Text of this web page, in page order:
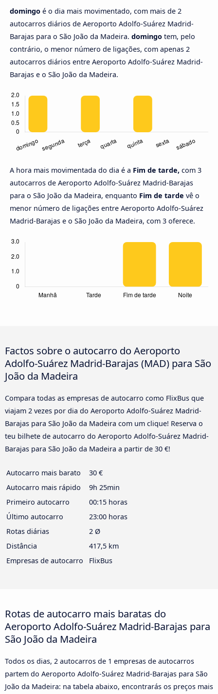
domingo é o dia mais movimentado, com mais de 2
autocarros diários de Aeroporto Adolfo-Suárez Madrid-
Barajas para o São João da Madeira. domingo tem, pelo
contrário, o menor número de ligações, com apenas 2
autocarros diários entre Aeroporto Adolfo-Suárez Madrid-
Barajas e o São João da Madeira.
A hora mais movimentada do dia é a Fim de tarde, com 3
autocarros de Aeroporto Adolfo-Suárez Madrid-Barajas
para o São João da Madeira, enquanto Fim de tarde vê o
menor número de ligações entre Aeroporto Adolfo-Suárez
Madrid-Barajas e o São João da Madeira, com 3 oferece.
Factos sobre o autocarro do Aeroporto
Adolfo-Suárez Madrid-Barajas (MAD) para São
João da Madeira
Compara todas as empresas de autocarro como FlixBus que
viajam 2 vezes por dia do Aeroporto Adolfo-Suárez Madrid-
Barajas para São João da Madeira com um clique! Reserva o
teu bilhete de autocarro do Aeroporto Adolfo-Suárez Madrid-
Barajas para São João da Madeira a partir de 30 €!
Autocarro mais barato
30 €
Autocarro mais rápido
9h 25min
Primeiro autocarro
00:15 horas
Último autocarro
23:00 horas
Rotas diárias
2 Ø
Distância
417,5 km
Empresas de autocarro
FlixBus
Rotas de autocarro mais baratas do
Aeroporto Adolfo-Suárez Madrid-Barajas para
São João da Madeira
Todos os dias, 2 autocarros de 1 empresas de autocarros
partem do Aeroporto Adolfo-Suárez Madrid-Barajas para São
João da Madeira: na tabela abaixo, encontrarás os preços mais